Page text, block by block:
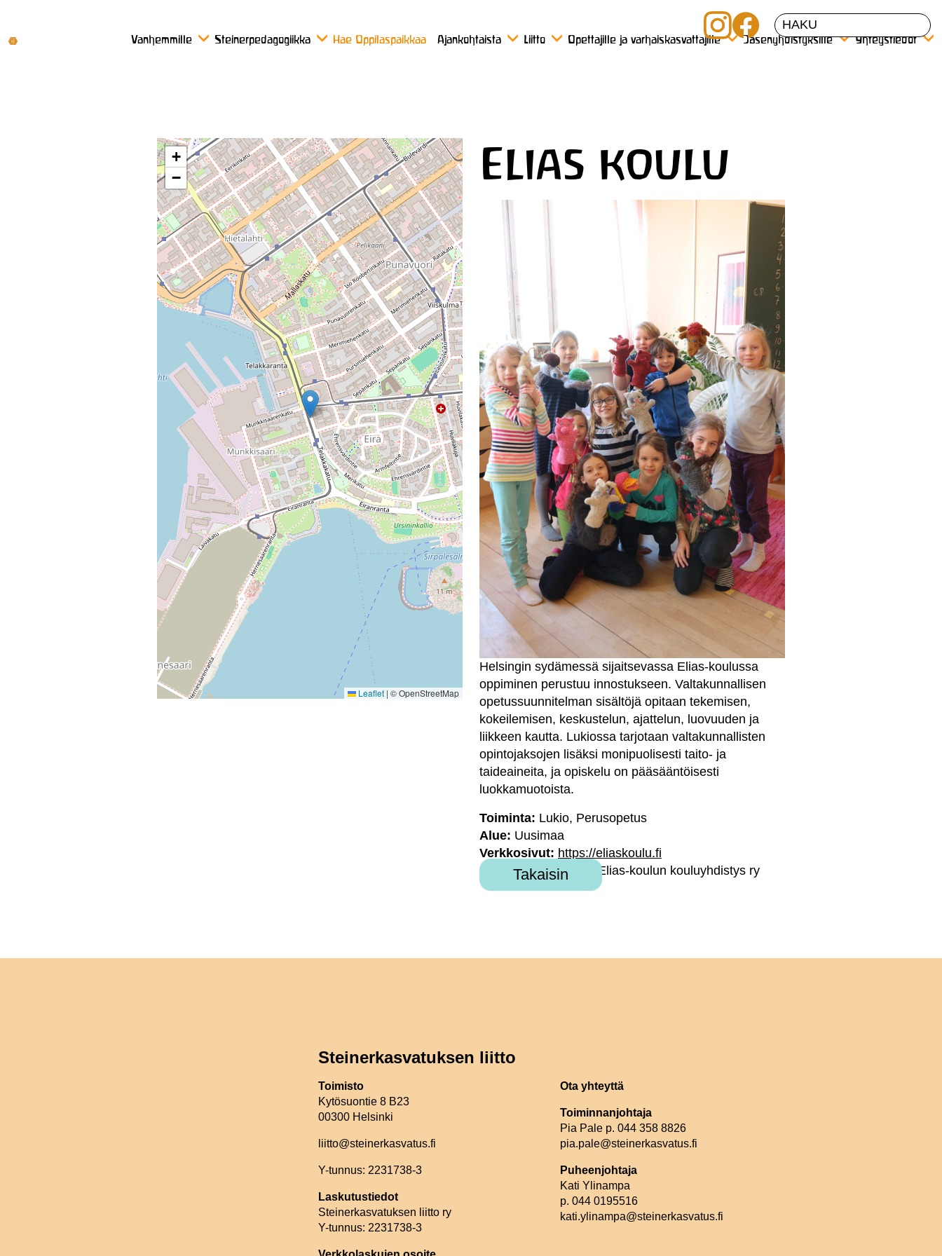
Vanhemmille Steinerpedagogiikka Hae Oppilaspaikkaa Ajankohtaista Liitto Opettajille ja varhaiskasvattajille Jäsenyhdistyksille Yhteystiedot
+
−
Leaflet | © OpenStreetMap
Elias koulu
Helsingin sydämessä sijaitsevassa Elias-koulussa
oppiminen perustuu innostukseen. Valtakunnallisen
opetussuunnitelman sisältöjä opitaan tekemisen,
kokeilemisen, keskustelun, ajattelun, luovuuden ja
liikkeen kautta. Lukiossa tarjotaan valtakunnallisten
opintojaksojen lisäksi monipuolisesti taito- ja
taideaineita, ja opiskelu on pääsääntöisesti
luokkamuotoista.
Toiminta: Lukio, Perusopetus
Alue: Uusimaa
Verkkosivut: https://eliaskoulu.fi
Jäsenorganisaatio:
Elias-koulun kouluyhdistys ry
Takaisin
Steinerkasvatuksen liitto
Toimisto
Kytösuontie 8 B23
00300 Helsinki
liitto@steinerkasvatus.fi
Y-tunnus: 2231738-3
Laskutustiedot
Steinerkasvatuksen liitto ry
Y-tunnus: 2231738-3
Ota yhteyttä
Toiminnanjohtaja
Pia Pale p. 044 358 8826
pia.pale@steinerkasvatus.fi
Puheenjohtaja
Kati Ylinampa
p. 044 0195516
kati.ylinampa@steinerkasvatus.fi